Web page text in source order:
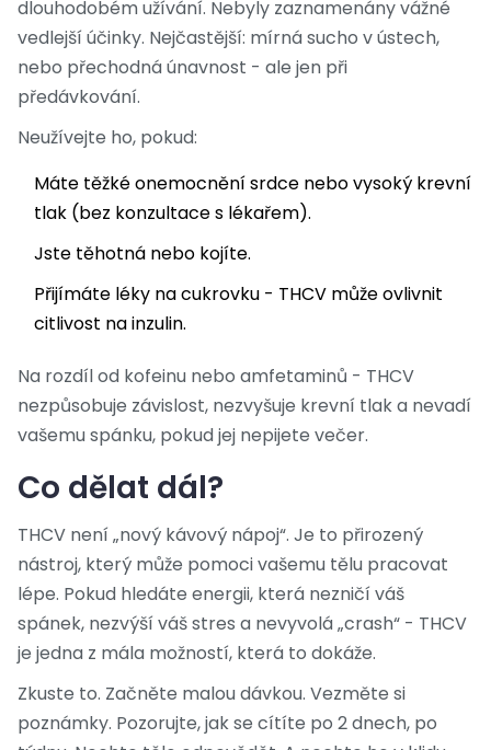
dlouhodobém užívání. Nebyly zaznamenány vážné
vedlejší účinky. Nejčastější: mírná sucho v ústech,
nebo přechodná únavnost - ale jen při
předávkování.
Neužívejte ho, pokud:
Máte těžké onemocnění srdce nebo vysoký krevní
tlak (bez konzultace s lékařem).
Jste těhotná nebo kojíte.
Přijímáte léky na cukrovku - THCV může ovlivnit
citlivost na inzulin.
Na rozdíl od kofeinu nebo amfetaminů - THCV
nezpůsobuje závislost, nezvyšuje krevní tlak a nevadí
vašemu spánku, pokud jej nepijete večer.
Co dělat dál?
THCV není „nový kávový nápoj“. Je to přirozený
nástroj, který může pomoci vašemu tělu pracovat
lépe. Pokud hledáte energii, která nezničí váš
spánek, nezvýší váš stres a nevyvolá „crash“ - THCV
je jedna z mála možností, která to dokáže.
Zkuste to. Začněte malou dávkou. Vezměte si
poznámky. Pozorujte, jak se cítíte po 2 dnech, po